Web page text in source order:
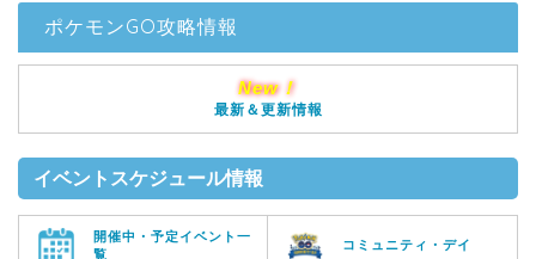
ポケモンGO攻略情報
New！
最新＆更新情報
イベントスケジュール情報
開催中・予定イベント一
覧
コミュニティ・デイ